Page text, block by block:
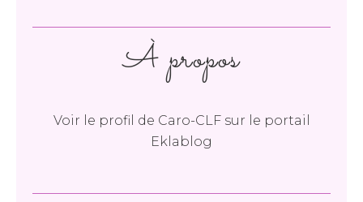
À propos
Voir le profil de Caro-CLFsur le portail
Eklablog